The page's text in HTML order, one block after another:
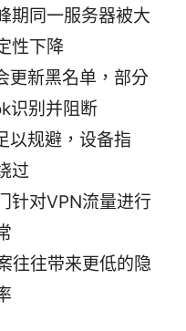
期同一服务器被大
性下降
更新黑名单，部分
识别并阻断
以规避，设备指
过
针对VPN流量进行
往往带来更低的隐